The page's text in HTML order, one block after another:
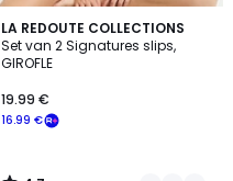
LA REDOUTE COLLECTIONS
Set van 2 Signatures slips,
GIROFLE
16.99 €
19.99 €
4.7
/ 5
3
Kleuren